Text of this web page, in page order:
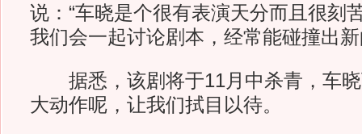
说：“车晓是个很有表演天分而且很刻
我们会一起讨论剧本，经常能碰撞出新
据悉，该剧将于11月中杀青，车晓
大动作呢，让我们拭目以待。